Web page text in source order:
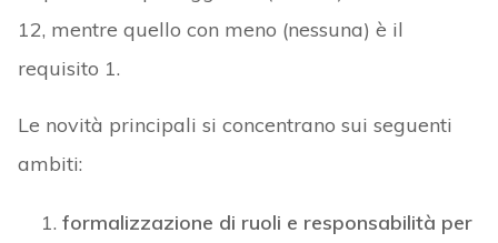
12, mentre quello con meno (nessuna) è il
requisito 1.
Le novità principali si concentrano sui seguenti
ambiti:
formalizzazione di ruoli e responsabilità per